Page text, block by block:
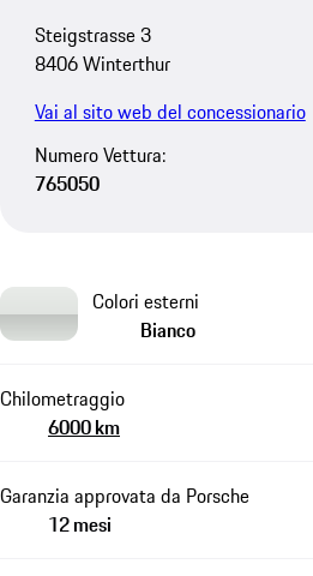
Steigstrasse 3
8406 Winterthur
Vai al sito web del concessionario
Numero Vettura:
765050
Colori esterni
Bianco
Chilometraggio
6000 km
Garanzia approvata da Porsche
12 mesi